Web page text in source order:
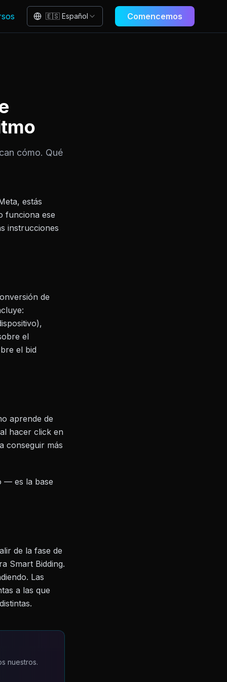
🇪🇸 Español Comencemos
cómo. Qué
estás
funciona ese
instrucciones
de
el
el bid
aprende de
hacer click en
conseguir más
— es la base
de la fase de
Smart Bidding.
Las
a las que
nuestros.